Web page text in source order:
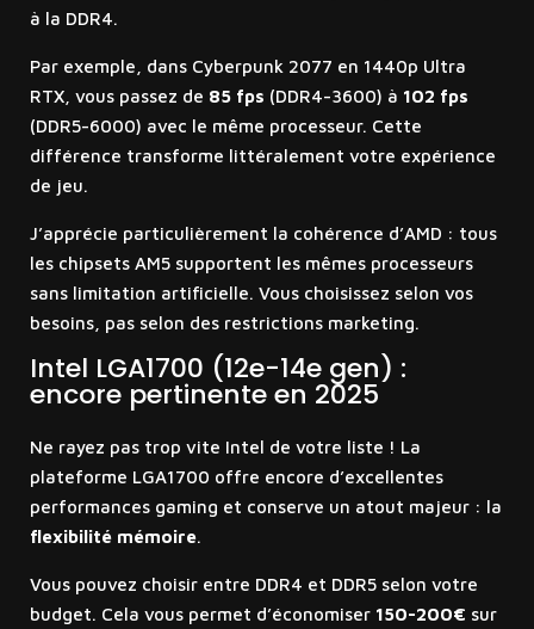
à la DDR4.
Par exemple, dans Cyberpunk 2077 en 1440p Ultra
RTX, vous passez de 85 fps (DDR4-3600) à 102 fps
(DDR5-6000) avec le même processeur. Cette
différence transforme littéralement votre expérience
de jeu.
J’apprécie particulièrement la cohérence d’AMD : tous
les chipsets AM5 supportent les mêmes processeurs
sans limitation artificielle. Vous choisissez selon vos
besoins, pas selon des restrictions marketing.
Intel LGA1700 (12e-14e gen) :
encore pertinente en 2025
Ne rayez pas trop vite Intel de votre liste ! La
plateforme LGA1700 offre encore d’excellentes
performances gaming et conserve un atout majeur : la
flexibilité mémoire.
Vous pouvez choisir entre DDR4 et DDR5 selon votre
budget. Cela vous permet d’économiser 150-200€ sur